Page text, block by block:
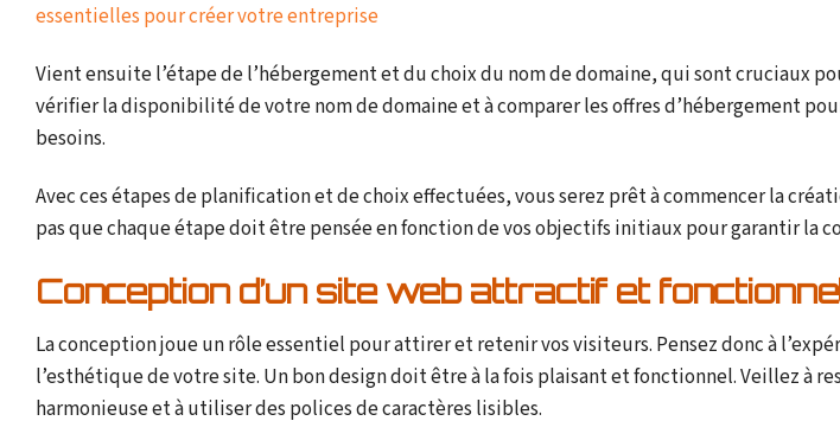
essentielles pour créer votre entreprise
Vient ensuite l’étape de l’hébergement et du choix du nom de domaine, qui sont cruciaux
vérifier la disponibilité de votre nom de domaine et à comparer les offres d’hébergement
besoins.
Avec ces étapes de planification et de choix effectuées, vous serez prêt à commencer la
pas que chaque étape doit être pensée en fonction de vos objectifs initiaux pour garantir la
Conception d’un site web attractif et
La conception joue un rôle essentiel pour attirer et retenir vos visiteurs. Pensez donc à
l’esthétique de votre site. Un bon design doit être à la fois plaisant et fonctionnel. Veillez à
harmonieuse et à utiliser des polices de caractères lisibles.